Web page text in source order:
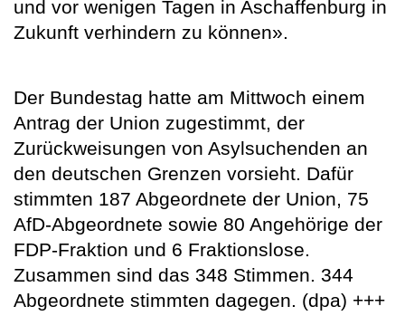
und vor wenigen Tagen in Aschaffenburg in
Zukunft verhindern zu können».
Der Bundestag hatte am Mittwoch einem
Antrag der Union zugestimmt, der
Zurückweisungen von Asylsuchenden an
den deutschen Grenzen vorsieht. Dafür
stimmten 187 Abgeordnete der Union, 75
AfD-Abgeordnete sowie 80 Angehörige der
FDP-Fraktion und 6 Fraktionslose.
Zusammen sind das 348 Stimmen. 344
Abgeordnete stimmten dagegen. (dpa) +++